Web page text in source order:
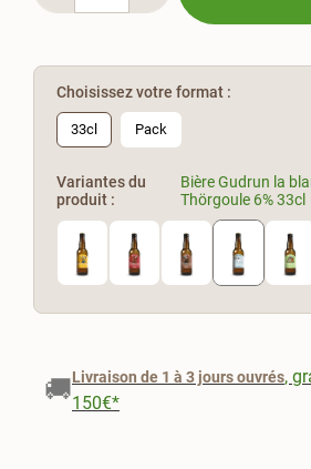
Choisissez votre format :
33cl Pack
Variantes du
produit :
Bière Gudrun la
Thörgoule 6% 33cl
🚚Livraison de 1 à 3 jours ouvrés,
150€*